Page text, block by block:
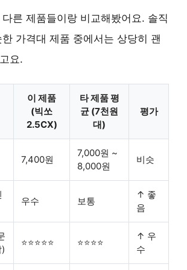
른 제품들이랑 비교해봤어요. 솔직
가격대 제품 중에서는 상당히 괜
요.
이 제품
(빅쏘
2.5CX)
타 제품 평
균 (7천원
대)
평가
7,400원
7,000원 ~
8,000원
비슷
우수 보통
↑ 좋
음
⭐⭐⭐⭐⭐ ⭐⭐⭐⭐
↑ 우
수